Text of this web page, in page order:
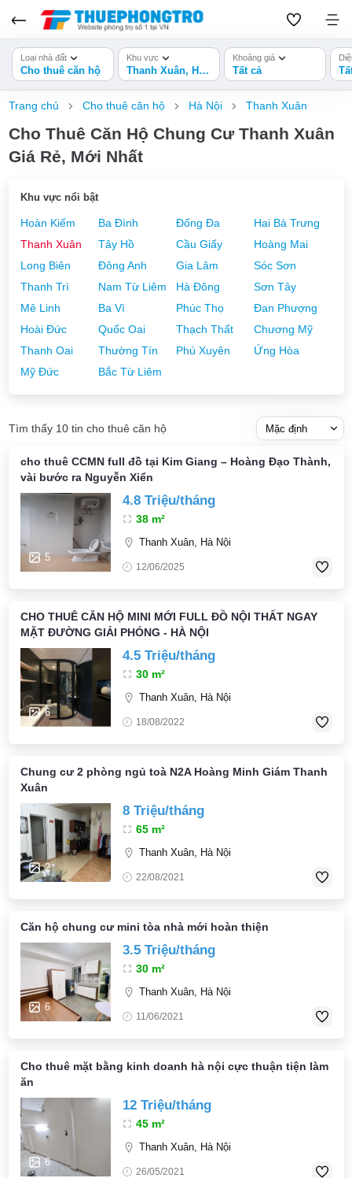
Loại nhà đất
Cho thuê căn hộ
Khu vực
Thanh Xuân, Hà Nội
Khoảng giá
Tất cả
Trang chủ Cho thuê căn hộ Hà Nội Thanh Xuân
Cho Thuê Căn Hộ Chung Cư Thanh Xuân
Giá Rẻ, Mới Nhất
Khu vực nổi bật
Hoàn Kiếm Ba Đình Đống Đa
Hai Bà Trưng
Thanh Xuân
Tây Hồ Cầu Giấy
Hoàng Mai
Long Biên
Đông Anh Gia Lâm
Sóc Sơn
Thanh Trì
Nam Từ Liêm Hà Đông
Sơn Tây
Mê Linh
Ba Vì Phúc Thọ
Đan Phượng
Hoài Đức
Quốc Oai Thạch Thất
Chương Mỹ
Thanh Oai
Thường Tín Phú Xuyên
Ứng Hòa
Mỹ Đức
Bắc Từ Liêm
Tìm thấy 10 tin cho thuê căn hộ
cho thuê CCMN full đồ tại Kim Giang – Hoàng Đạo Thành,
vài bước ra Nguyễn Xiển
5
4.8 Triệu/tháng
38 m²
Thanh Xuân, Hà Nội
12/06/2025
CHO THUÊ CĂN HỘ MINI MỚI FULL ĐỒ NỘI THẤT NGAY
MẶT ĐƯỜNG GIẢI PHÓNG - HÀ NỘI
6
4.5 Triệu/tháng
30 m²
Thanh Xuân, Hà Nội
18/08/2022
Chung cư 2 phòng ngủ toà N2A Hoàng Minh Giám Thanh
Xuân
2
8 Triệu/tháng
65 m²
Thanh Xuân, Hà Nội
22/08/2021
Căn hộ chung cư mini tòa nhà mới hoàn thiện
6
3.5 Triệu/tháng
30 m²
Thanh Xuân, Hà Nội
11/06/2021
Cho thuê mặt bằng kinh doanh hà nội cực thuận tiện làm
ăn
6
12 Triệu/tháng
45 m²
Thanh Xuân, Hà Nội
26/05/2021